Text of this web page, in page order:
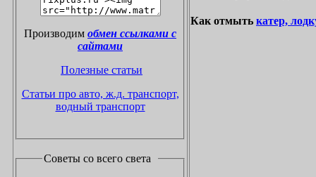
Производим обмен ссылками с
сайтами
Полезные статьи
Статьи про авто, ж.д. транспорт,
водный транспорт
Советы со всего света
Как отмыть катер,